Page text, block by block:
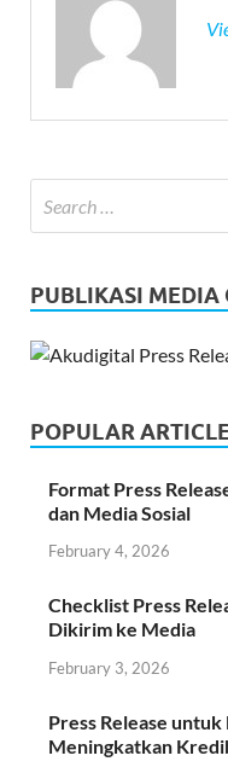
PUBLIKASI MEDIA
POPULAR
Format Press
dan Media Sosial
February 4, 2026
Checklist Press
Dikirim ke Media
February 3, 2026
Press Release
Meningkatkan